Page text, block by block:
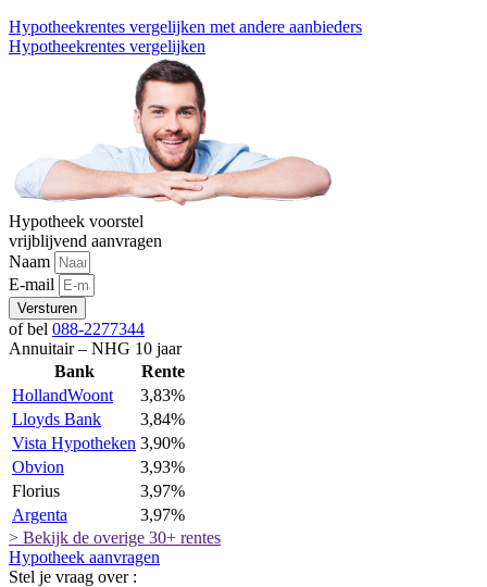
Hypotheekrentes vergelijken met andere aanbieders
Hypotheekrentes vergelijken
Hypotheek voorstel
vrijblijvend aanvragen
Naam
E-mail
Versturen
of bel 088-2277344
Annuitair – NHG 10 jaar
Bank
Rente
HollandWoont
3,83%
Lloyds Bank
3,84%
Vista Hypotheken 3,90%
Obvion
3,93%
Florius
3,97%
Argenta
3,97%
> Bekijk de overige 30+ rentes
Hypotheek aanvragen
Stel je vraag over :